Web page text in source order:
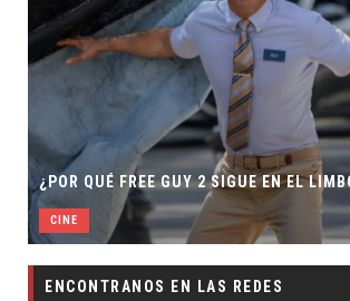
¿POR QUÉ FREE GUY 2 SIGUE EN EL
CINE
ENCONTRANOS EN LAS REDES